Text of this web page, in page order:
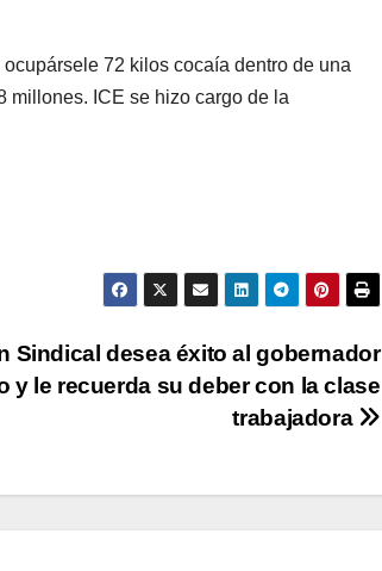
72 kilos cocaía dentro de una
millones. ICE se hizo cargo de la
Sindical desea éxito al gobernador
y le recuerda su deber con la clase
trabajadora